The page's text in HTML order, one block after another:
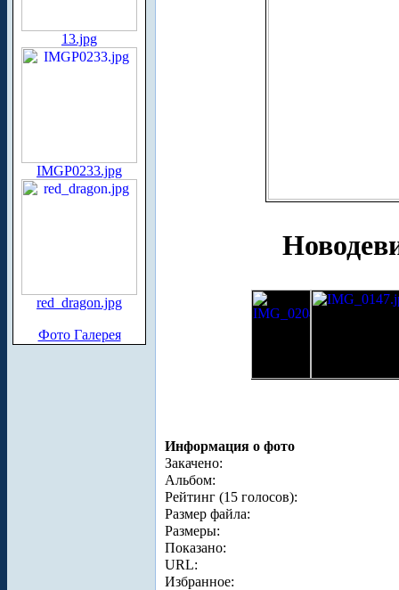
13.jpg
IMGP0233.jpg
red_dragon.jpg
Фото Галерея
Информация о фото
Закачено:
Альбом:
Рейтинг (15 голосов):
Размер файла:
Размеры:
Показано:
URL:
Избранное: